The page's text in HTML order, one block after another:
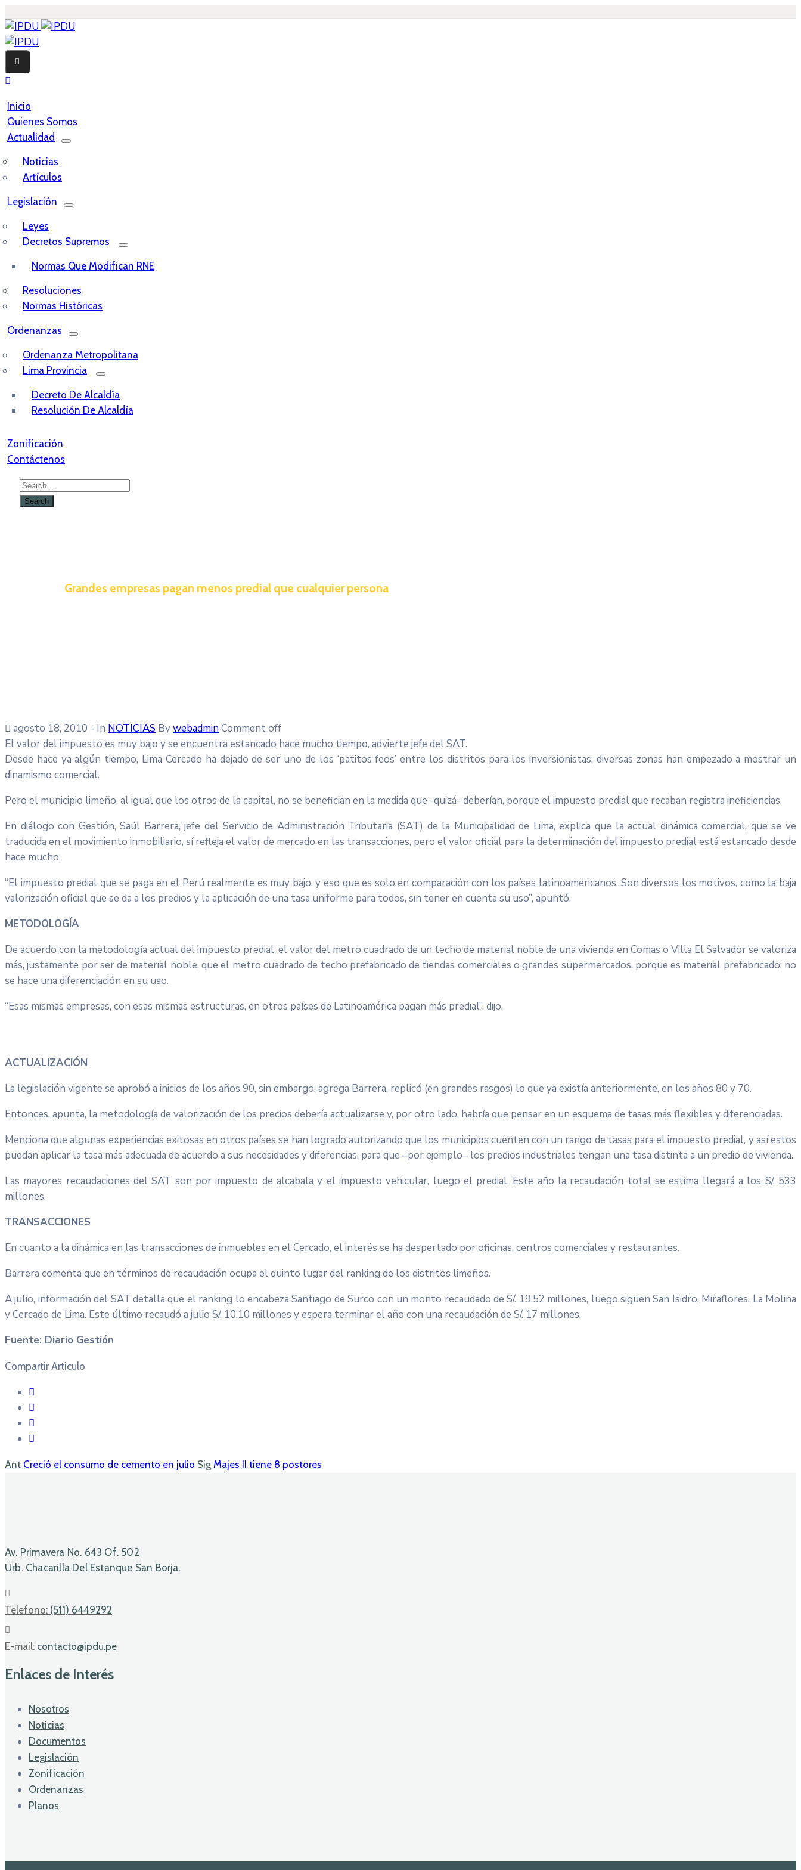
Inicio
Quienes Somos
Actualidad
Noticias
Artículos
Legislación
Leyes
Decretos Supremos
Normas Que Modifican RNE
Resoluciones
Normas Históricas
Ordenanzas
Ordenanza Metropolitana
Lima Provincia
Decreto De Alcaldía
Resolución De Alcaldía
Zonificación
Contáctenos
Grandes empresas pagan menos predial que cualquier persona
agosto 18, 2010 - In NOTICIAS BywebadminComment off
El valor del impuesto es muy bajo y se encuentra estancado hace mucho tiempo, advierte jefe del SAT.
Desde hace ya algún tiempo, Lima Cercado ha dejado de ser uno de los ‘patitos feos’ entre los distritos para los inversionistas; diversas zonas han empezado a mostrar un
dinamismo comercial.
Pero el municipio limeño, al igual que los otros de la capital, no se benefician en la medida que -quizá- deberían, porque el impuesto predial que recaban registra ineficiencias.
En diálogo con Gestión, Saúl Barrera, jefe del Servicio de Administración Tributaria (SAT) de la Municipalidad de Lima, explica que la actual dinámica comercial, que se ve
traducida en el movimiento inmobiliario, sí refleja el valor de mercado en las transacciones, pero el valor oficial para la determinación del impuesto predial está estancado desde
hace mucho.
“El impuesto predial que se paga en el Perú realmente es muy bajo, y eso que es solo en comparación con los países latinoamericanos. Son diversos los motivos, como la baja
valorización oficial que se da a los predios y la aplicación de una tasa uniforme para todos, sin tener en cuenta su uso”, apuntó.
METODOLOGÍA
De acuerdo con la metodología actual del impuesto predial, el valor del metro cuadrado de un techo de material noble de una vivienda en Comas o Villa El Salvador se valoriza
más, justamente por ser de material noble, que el metro cuadrado de techo prefabricado de tiendas comerciales o grandes supermercados, porque es material prefabricado; no
se hace una diferenciación en su uso.
“Esas mismas empresas, con esas mismas estructuras, en otros países de Latinoamérica pagan más predial”, dijo.
ACTUALIZACIÓN
La legislación vigente se aprobó a inicios de los años 90, sin embargo, agrega Barrera, replicó (en grandes rasgos) lo que ya existía anteriormente, en los años 80 y 70.
Entonces, apunta, la metodología de valorización de los precios debería actualizarse y, por otro lado, habría que pensar en un esquema de tasas más flexibles y diferenciadas.
Menciona que algunas experiencias exitosas en otros países se han logrado autorizando que los municipios cuenten con un rango de tasas para el impuesto predial, y así estos
puedan aplicar la tasa más adecuada de acuerdo a sus necesidades y diferencias, para que –por ejemplo– los predios industriales tengan una tasa distinta a un predio de vivienda.
Las mayores recaudaciones del SAT son por impuesto de alcabala y el impuesto vehicular, luego el predial. Este año la recaudación total se estima llegará a los S/. 533
millones.
TRANSACCIONES
En cuanto a la dinámica en las transacciones de inmuebles en el Cercado, el interés se ha despertado por oficinas, centros comerciales y restaurantes.
Barrera comenta que en términos de recaudación ocupa el quinto lugar del ranking de los distritos limeños.
A julio, información del SAT detalla que el ranking lo encabeza Santiago de Surco con un monto recaudado de S/. 19.52 millones, luego siguen San Isidro, Miraflores, La Molina
y Cercado de Lima. Este último recaudó a julio S/. 10.10 millones y espera terminar el año con una recaudación de S/. 17 millones.
Fuente: Diario Gestión
Compartir Articulo
Ant Creció el consumo de cemento en julio Sig Majes II tiene 8 postores
Av. Primavera No. 643 Of. 502
Urb. Chacarilla Del Estanque San Borja.
Telefono: (511) 6449292
E-mail: contacto@ipdu.pe
Enlaces de Interés
Nosotros
Noticias
Documentos
Legislación
Zonificación
Ordenanzas
Planos